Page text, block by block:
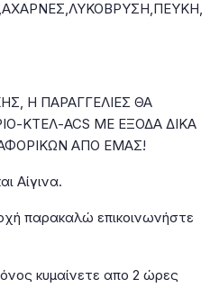
Η ΠΑΡΑΓΓΕΛΙΕΣ ΘΑ
ΚΤΕΛ-ACS ΜΕ ΕΞΟΔΑ ΔΙΚΑ
ΑΠΟ ΕΜΑΣ!
Αίγινα.
παρακαλώ επικοινωνήστε
κυμαίνετε απο 2 ώρες